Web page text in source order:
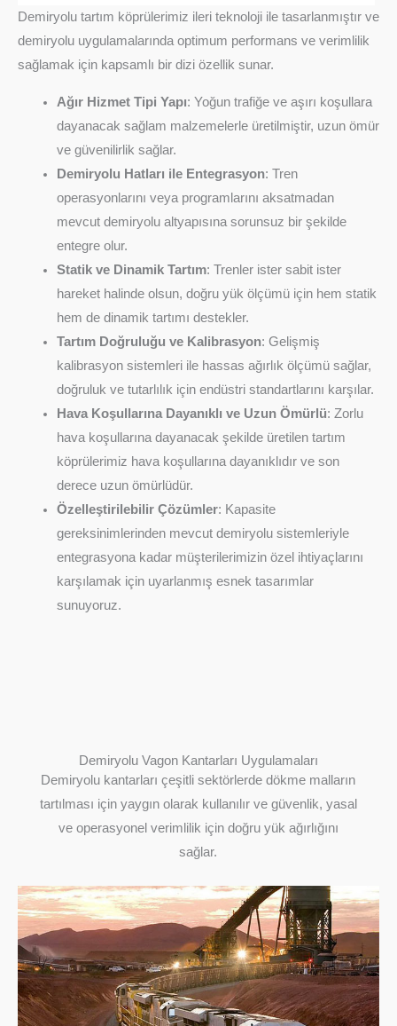
Demiryolu tartım köprülerimiz ileri teknoloji ile tasarlanmıştır ve
demiryolu uygulamalarında optimum performans ve verimlilik
sağlamak için kapsamlı bir dizi özellik sunar.
Ağır Hizmet Tipi Yapı: Yoğun trafiğe ve aşırı koşullara
dayanacak sağlam malzemelerle üretilmiştir, uzun ömür
ve güvenilirlik sağlar.
Demiryolu Hatları ile Entegrasyon: Tren
operasyonlarını veya programlarını aksatmadan
mevcut demiryolu altyapısına sorunsuz bir şekilde
entegre olur.
Statik ve Dinamik Tartım: Trenler ister sabit ister
hareket halinde olsun, doğru yük ölçümü için hem statik
hem de dinamik tartımı destekler.
Tartım Doğruluğu ve Kalibrasyon: Gelişmiş
kalibrasyon sistemleri ile hassas ağırlık ölçümü sağlar,
doğruluk ve tutarlılık için endüstri standartlarını karşılar.
Hava Koşullarına Dayanıklı ve Uzun Ömürlü: Zorlu
hava koşullarına dayanacak şekilde üretilen tartım
köprülerimiz hava koşullarına dayanıklıdır ve son
derece uzun ömürlüdür.
Özelleştirilebilir Çözümler: Kapasite
gereksinimlerinden mevcut demiryolu sistemleriyle
entegrasyona kadar müşterilerimizin özel ihtiyaçlarını
karşılamak için uyarlanmış esnek tasarımlar
sunuyoruz.
Demiryolu Vagon Kantarları Uygulamaları
Demiryolu kantarları çeşitli sektörlerde dökme malların
tartılması için yaygın olarak kullanılır ve güvenlik, yasal
ve operasyonel verimlilik için doğru yük ağırlığını
sağlar.